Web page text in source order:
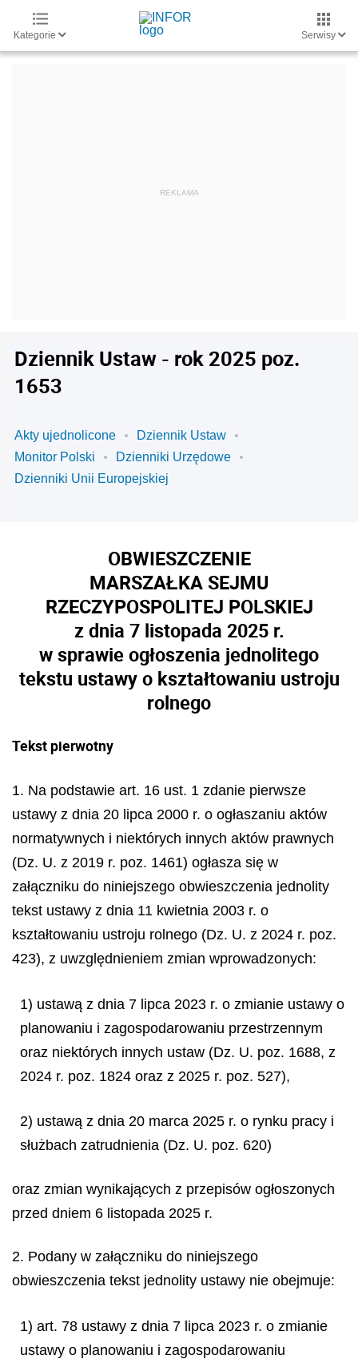
Kategorie Serwisy
Dziennik Ustaw - rok 2025 poz.
1653
Akty ujednolicone
Dziennik Ustaw
Monitor Polski
Dzienniki Urzędowe
Dzienniki Unii Europejskiej
OBWIESZCZENIE
MARSZAŁKA SEJMU
RZECZYPOSPOLITEJ POLSKIEJ
z dnia 7 listopada 2025 r.
w sprawie ogłoszenia jednolitego
tekstu ustawy o kształtowaniu ustroju
rolnego
Tekst pierwotny
1. Na podstawie art. 16 ust. 1 zdanie pierwsze
ustawy z dnia 20 lipca 2000 r. o ogłaszaniu aktów
normatywnych i niektórych innych aktów prawnych
(Dz. U. z 2019 r. poz. 1461) ogłasza się w
załączniku do niniejszego obwieszczenia jednolity
tekst ustawy z dnia 11 kwietnia 2003 r. o
kształtowaniu ustroju rolnego (Dz. U. z 2024 r. poz.
423), z uwzględnieniem zmian wprowadzonych:
1) ustawą z dnia 7 lipca 2023 r. o zmianie ustawy o
planowaniu i zagospodarowaniu przestrzennym
oraz niektórych innych ustaw (Dz. U. poz. 1688, z
2024 r. poz. 1824 oraz z 2025 r. poz. 527),
2) ustawą z dnia 20 marca 2025 r. o rynku pracy i
służbach zatrudnienia (Dz. U. poz. 620)
oraz zmian wynikających z przepisów ogłoszonych
przed dniem 6 listopada 2025 r.
2. Podany w załączniku do niniejszego
obwieszczenia tekst jednolity ustawy nie obejmuje:
1) art. 78 ustawy z dnia 7 lipca 2023 r. o zmianie
ustawy o planowaniu i zagospodarowaniu